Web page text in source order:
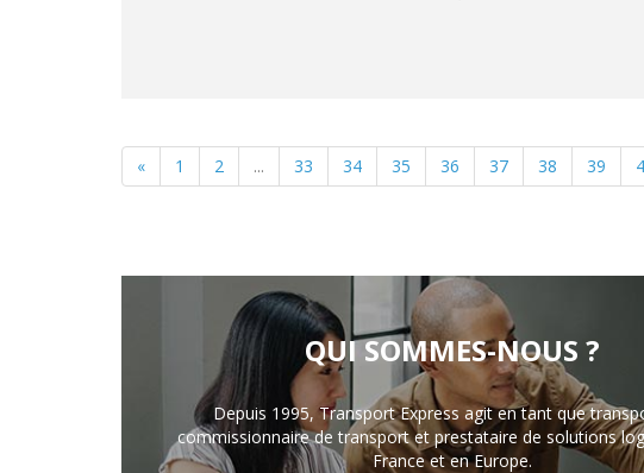
« 1 2 ... 33 34 35 36 37 38 39
QUI SOMMES-NOUS ?
Depuis 1995, Transport Express agit en tant que
commissionnaire de transport et prestataire de solutions
France et en Europe.